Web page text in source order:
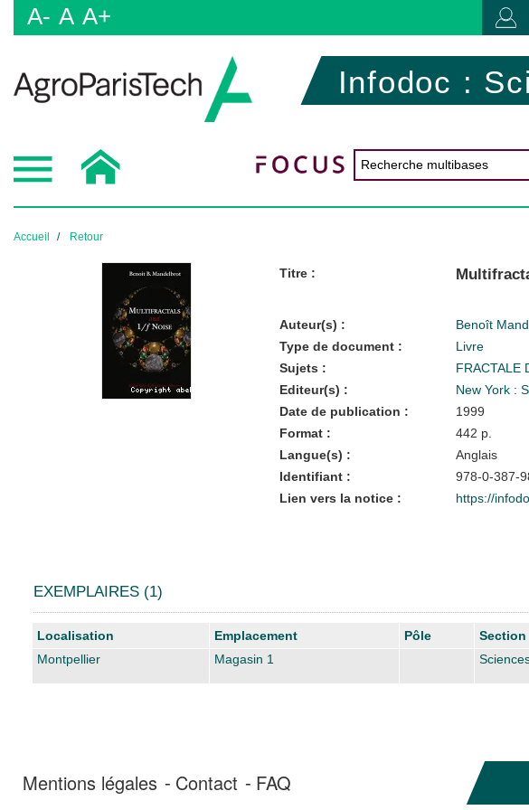
A- A A+
Infodoc :
Accueil Retour
Titre :
Auteur(s) :
Benoît
Type de document :
Livre
Sujets :
FRACTALE
Editeur(s) :
New York :
Date de publication :
1999
Format :
442 p.
Langue(s) :
Anglais
Identifiant :
978-0-387-
Lien vers la notice :
https://
EXEMPLAIRES (1)
Liste des exemplaires
Localisation Emplacement Pôle Section
Montpellier
Magasin 1
Mentions légales Contact FAQ